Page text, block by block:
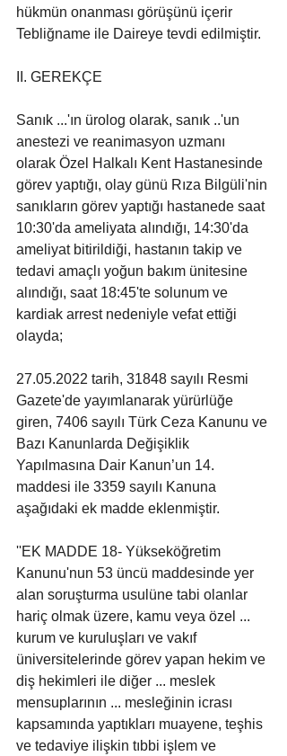
hükmün onanması görüşünü içerir
Tebliğname ile Daireye tevdi edilmiştir.
II. GEREKÇE
Sanık ...'ın ürolog olarak, sanık ..'un
anestezi ve reanimasyon uzmanı
olarak Özel Halkalı Kent Hastanesinde
görev yaptığı, olay günü Rıza Bilgüli'nin
sanıkların görev yaptığı hastanede saat
10:30'da ameliyata alındığı, 14:30'da
ameliyat bitirildiği, hastanın takip ve
tedavi amaçlı yoğun bakım ünitesine
alındığı, saat 18:45'te solunum ve
kardiak arrest nedeniyle vefat ettiği
olayda;
27.05.2022 tarih, 31848 sayılı Resmi
Gazete'de yayımlanarak yürürlüğe
giren, 7406 sayılı Türk Ceza Kanunu ve
Bazı Kanunlarda Değişiklik
Yapılmasına Dair Kanun’un 14.
maddesi ile 3359 sayılı Kanuna
aşağıdaki ek madde eklenmiştir.
''EK MADDE 18- Yükseköğretim
Kanunu'nun 53 üncü maddesinde yer
alan soruşturma usulüne tabi olanlar
hariç olmak üzere, kamu veya özel ...
kurum ve kuruluşları ve vakıf
üniversitelerinde görev yapan hekim ve
diş hekimleri ile diğer ... meslek
mensuplarının ... mesleğinin icrası
kapsamında yaptıkları muayene, teşhis
ve tedaviye ilişkin tıbbi işlem ve